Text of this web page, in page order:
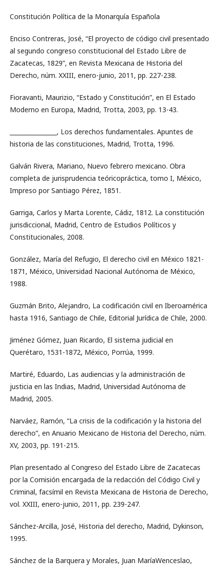
Constitución Política de la Monarquía Española
Enciso Contreras, José, “El proyecto de código civil presentado
al segundo congreso constitucional del Estado Libre de
Zacatecas, 1829”, en Revista Mexicana de Historia del
Derecho, núm. XXIII, enero-junio, 2011, pp. 227-238.
Fioravanti, Maurizio, “Estado y Constitución”, en El Estado
Moderno en Europa, Madrid, Trotta, 2003, pp. 13-43.
________________, Los derechos fundamentales. Apuntes de
historia de las constituciones, Madrid, Trotta, 1996.
Galván Rivera, Mariano, Nuevo febrero mexicano. Obra
completa de jurisprudencia teóricopráctica, tomo I, México,
Impreso por Santiago Pérez, 1851.
Garriga, Carlos y Marta Lorente, Cádiz, 1812. La constitución
jurisdiccional, Madrid, Centro de Estudios Políticos y
Constitucionales, 2008.
González, María del Refugio, El derecho civil en México 1821-
1871, México, Universidad Nacional Autónoma de México,
1988.
Guzmán Brito, Alejandro, La codificación civil en Iberoamérica
hasta 1916, Santiago de Chile, Editorial Jurídica de Chile, 2000.
Jiménez Gómez, Juan Ricardo, El sistema judicial en
Querétaro, 1531-1872, México, Porrúa, 1999.
Martiré, Eduardo, Las audiencias y la administración de
justicia en las Indias, Madrid, Universidad Autónoma de
Madrid, 2005.
Narváez, Ramón, “La crisis de la codificación y la historia del
derecho”, en Anuario Mexicano de Historia del Derecho, núm.
XV, 2003, pp. 191-215.
Plan presentado al Congreso del Estado Libre de Zacatecas
por la Comisión encargada de la redacción del Código Civil y
Criminal, facsímil en Revista Mexicana de Historia de Derecho,
vol. XXIII, enero-junio, 2011, pp. 239-247.
Sánchez-Arcilla, José, Historia del derecho, Madrid, Dykinson,
1995.
Sánchez de la Barquera y Morales, Juan MaríaWenceslao,